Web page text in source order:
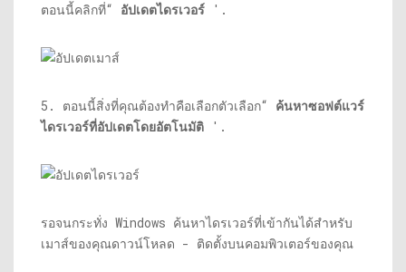
ตอนนี้คลิกที่“ อัปเดตไดรเวอร์ '.
5. ตอนนี้สิ่งที่คุณต้องทำคือเลือกตัวเลือก“ ค้นหาซอฟต์แวร์
ไดรเวอร์ที่อัปเดตโดยอัตโนมัติ '.
รอจนกระทั่ง Windows ค้นหาไดรเวอร์ที่เข้ากันได้สำหรับ
เมาส์ของคุณดาวน์โหลด - ติดตั้งบนคอมพิวเตอร์ของคุณ